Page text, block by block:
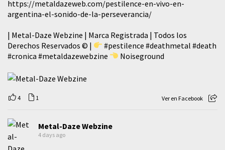
https://metaldazeweb.com/pestilence-en-vivo-en-
argentina-el-sonido-de-la-perseverancia/
| Metal-Daze Webzine | Marca Registrada | Todos los
Derechos Reservados © |
#pestilence #deathmetal #death
#cronica #metaldazewebzine Noiseground
4 1 Ver en Facebook
Metal-Daze Webzine
4 days ago